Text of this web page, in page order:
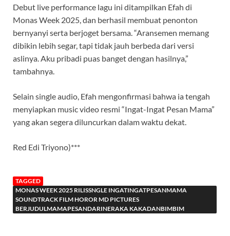
Debut live performance lagu ini ditampilkan Efah di
Monas Week 2025, dan berhasil membuat penonton
bernyanyi serta berjoget bersama. “Aransemen memang
dibikin lebih segar, tapi tidak jauh berbeda dari versi
aslinya. Aku pribadi puas banget dengan hasilnya,”
tambahnya.
Selain single audio, Efah mengonfirmasi bahwa ia tengah
menyiapkan music video resmi “Ingat-Ingat Pesan Mama”
yang akan segera diluncurkan dalam waktu dekat.
Red Edi Triyono)***
TAGGED
MONAS WEEK 2025 RILISSNGLE INGATINGATPESANMAMA
SOUNDTRACK FILM HOROR MD PICTURES
BERJUDULMAMAPESANDARINERAKA KAKADANBIMBIM